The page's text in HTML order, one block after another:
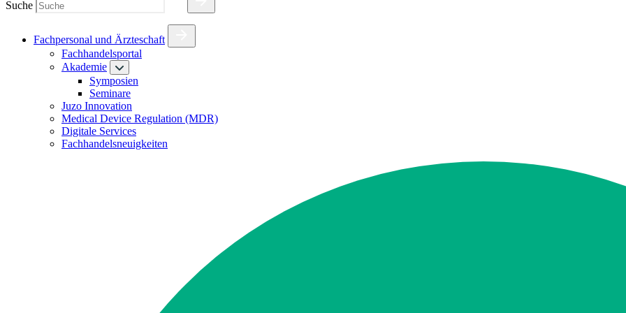
Suche
Fachpersonal und Ärzteschaft
Fachhandelsportal
Akademie
Symposien
Seminare
Juzo Innovation
Medical Device Regulation (MDR)
Digitale Services
Fachhandelsneuigkeiten